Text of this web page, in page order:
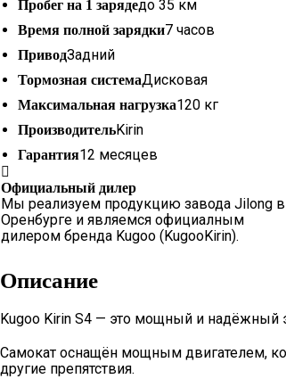
Пробег на 1 зарядедо 35 км
Время полной зарядки7 часов
ПриводЗадний
Тормозная системаДисковая
Максимальная нагрузка120 кг
ПроизводительKirin
Гарантия12 месяцев
Официальный дилер
Мы реализуем продукцию завода Jilong в
Оренбурге и являемся официалным
дилером бренда Kugoo (KugooKirin).
Описание
Kugoo Kirin S4 — это мощный и надёжный
Самокат оснащён мощным двигателем,
другие препятствия.